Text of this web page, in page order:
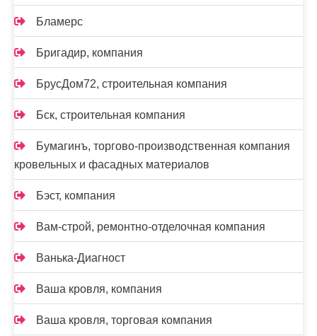
Бламерс
Бригадир, компания
БрусДом72, строительная компания
Бск, строительная компания
Бумагинъ, торгово-производственная компания
кровельных и фасадных материалов
Бэст, компания
Вам-cтрой, ремонтно-отделочная компания
Ванька-Диагност
Ваша кровля, компания
Ваша кровля, торговая компания